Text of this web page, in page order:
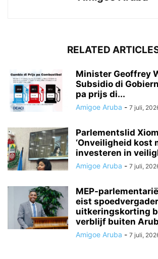
RELATED
Minister Geoffrey
Subsidio di
pa prijs di...
Amigoe Aruba - 7 juli,
Parlementslid
‘Onveiligheid kost
investeren in
Amigoe Aruba - 7 juli,
MEP-
eist
uitkeringskorting
verblijf buiten
Amigoe Aruba - 7 juli,